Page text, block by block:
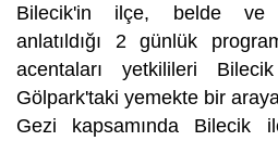
Bilecik'in ilçe, belde ve
anlatıldığı 2 günlük
acentaları yetkilileri
Gölpark'taki yemekte bir
Gezi kapsamında Bilecik